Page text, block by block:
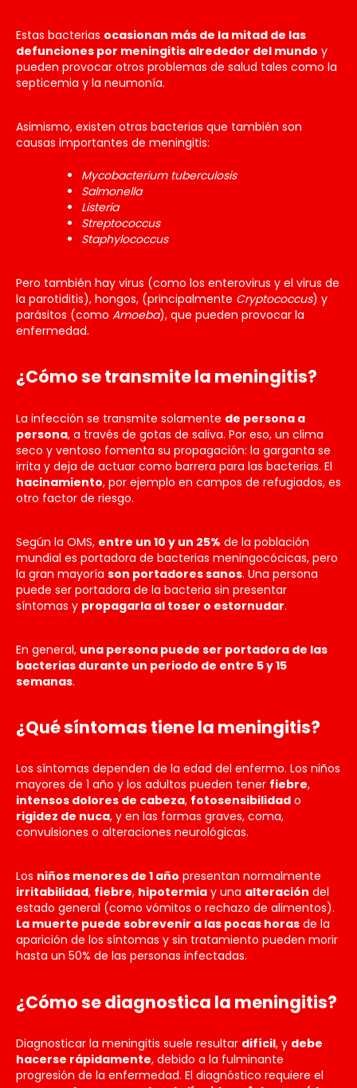
Estas bacterias ocasionan más de la mitad de las
defunciones por meningitis alrededor del mundo y
pueden provocar otros problemas de salud tales como la
septicemia y la neumonía.
Asimismo, existen otras bacterias que también son
causas importantes de meningitis:
Mycobacterium tuberculosis
Salmonella
Listeria
Streptococcus
Staphylococcus
Pero también hay virus (como los enterovirus y el virus de
la parotiditis), hongos, (principalmente Cryptococcus) y
parásitos (como Amoeba), que pueden provocar la
enfermedad.
¿Cómo se transmite la meningitis?
La infección se transmite solamente de persona a
persona, a través de gotas de saliva. Por eso, un clima
seco y ventoso fomenta su propagación: la garganta se
irrita y deja de actuar como barrera para las bacterias. El
hacinamiento, por ejemplo en campos de refugiados, es
otro factor de riesgo.
Según la OMS, entre un 10 y un 25% de la población
mundial es portadora de bacterias meningocócicas, pero
la gran mayoría son portadores sanos. Una persona
puede ser portadora de la bacteria sin presentar
síntomas y propagarla al toser o estornudar.
En general, una persona puede ser portadora de las
bacterias durante un periodo de entre 5 y 15
semanas.
¿Qué síntomas tiene la meningitis?
Los síntomas dependen de la edad del enfermo. Los niños
mayores de 1 año y los adultos pueden tener fiebre,
intensos dolores de cabeza, fotosensibilidad o
rigidez de nuca, y en las formas graves, coma,
convulsiones o alteraciones neurológicas.
Los niños menores de 1 año presentan normalmente
irritabilidad, fiebre, hipotermia y una alteración del
estado general (como vómitos o rechazo de alimentos).
La muerte puede sobrevenir a las pocas horas de la
aparición de los síntomas y sin tratamiento pueden morir
hasta un 50% de las personas infectadas.
¿Cómo se diagnostica la meningitis?
Diagnosticar la meningitis suele resultar difícil, y debe
hacerse rápidamente, debido a la fulminante
progresión de la enfermedad. El diagnóstico requiere el